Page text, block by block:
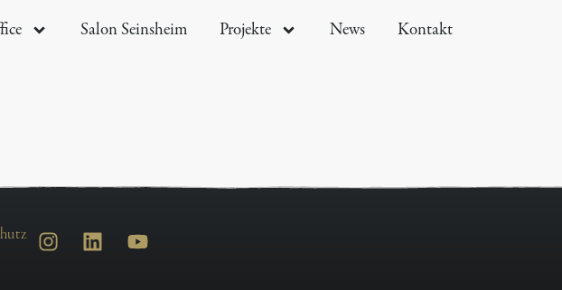
Salon Seinsheim Projekte News Kontakt